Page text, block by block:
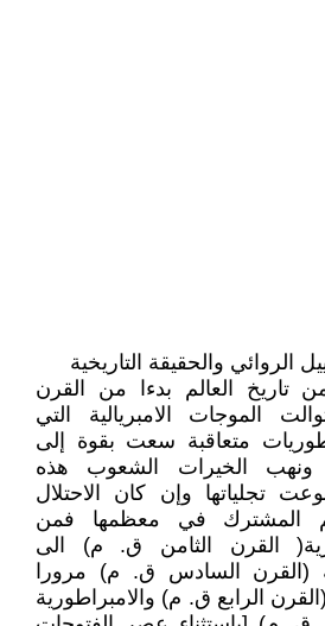
الروائي والحقيقة التاريخية
تاريخ العالم بدءا من القرن
الموجات الامبريالية التي
متعاقبة سعت بقوة إلى
ونهب الخيرات الشعوب هذه
تجلياتها وإن كان الاحتلال
المشترك في معظمها فمن
القرن الثامن ق. م) الى
(القرن السادس ق. م) مرورا
(القرن الرابع ق. م) والامبراطورية